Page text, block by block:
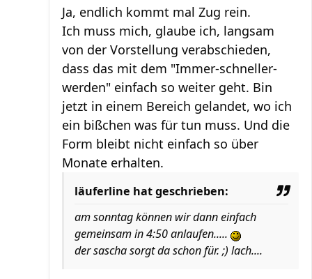
Ja, endlich kommt mal Zug rein.
Ich muss mich, glaube ich, langsam
von der Vorstellung verabschieden,
dass das mit dem "Immer-schneller-
werden" einfach so weiter geht. Bin
jetzt in einem Bereich gelandet, wo ich
ein bißchen was für tun muss. Und die
Form bleibt nicht einfach so über
Monate erhalten.
läuferline hat geschrieben:
am sonntag können wir dann einfach
gemeinsam in 4:50 anlaufen.....
der sascha sorgt da schon für. ;) lach....